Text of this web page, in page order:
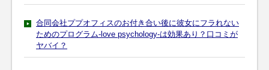
合同会社ププオフィスのお付き合い後に彼女にフラれない
ためのプログラム-love psychology-は効果あり？口コミが
ヤバイ？